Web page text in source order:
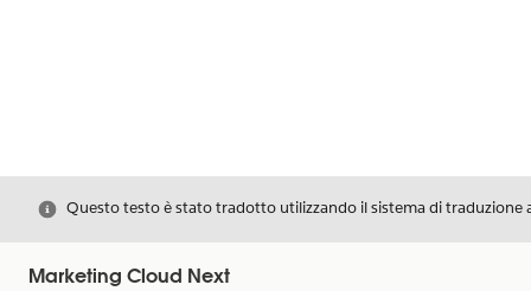
Chiudi
Questo testo è stato tradotto utilizzando il sistema di
Marketing Cloud Next